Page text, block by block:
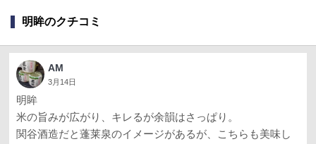
明眸のクチコミ
AM
3月14日
明眸
米の旨みが広がり、キレるが余韻はさっぱり。
関谷酒造だと蓬莱泉のイメージがあるが、こちらも美味し